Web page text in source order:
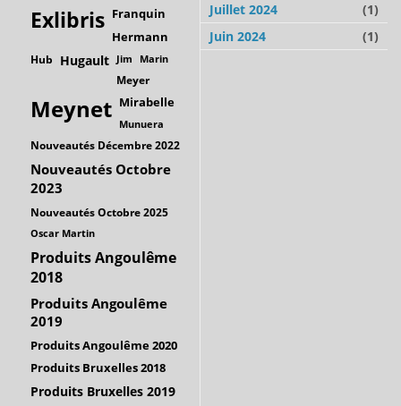
Exlibris Franquin
Hermann
Hub Hugault Jim Marin
Meyer
Meynet Mirabelle
Munuera
Nouveautés Décembre 2022
Nouveautés Octobre
2023
Nouveautés Octobre 2025
Oscar Martin
Produits Angoulême
2018
Produits Angoulême
2019
Produits Angoulême 2020
Produits Bruxelles 2018
Produits Bruxelles 2019
Juillet 2024
(1)
Juin 2024
(1)